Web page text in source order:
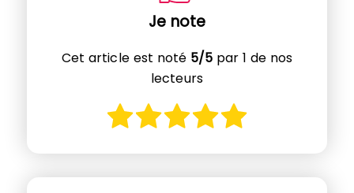
Je note
Cet article est noté 5/5 par 1 de nos
lecteurs